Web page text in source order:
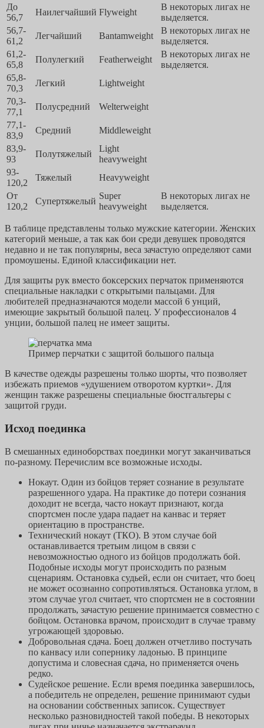
До
56,7
Наилегчайший Flyweight
В некоторых лигах не
выделяется.
56,7-
61,2
Легчайший Bantamweight
В некоторых лигах не
выделяется.
61,2-
65,8
Полулегкий Featherweight
В некоторых лигах не
выделяется.
65,8-
70,3
Легкий
Lightweight
70,3-
77,1
Полусредний
Welterweight
77,1-
83,9
Средний
Middleweight
83,9-
93
Полутяжелый
Light
heavyweight
93-
120,2
Тяжелый
Heavyweight
От
120,2
Супертяжелый
Super
heavyweight
В некоторых лигах не
выделяется.
В таблице представлены только мужские категории. Женских
категорий меньше, а так как бои среди девушек проводятся
недавно и не так популярны, веса зачастую определяют сами
промоушены. Единой классификации нет.
Для защиты рук вместо боксерских перчаток применяются
специальные накладки с открытыми пальцами. Для
любителей предназначаются модели массой 6 унций,
имеющие закрытый большой палец. У профессионалов 4
унции, большой палец не имеет защиты.
Пример перчатки с защитой большого пальца
В качестве одежды разрешены только шорты, что позволяет
избежать приемов «удушением отворотом куртки». Для
женщин также разрешены специальные бюстгальтеры с
защитой груди.
Исход поединка
В смешанных единоборствах поединки могут заканчиваться
по-разному. Перечислим все возможные исходы.
Нокаут. Один из бойцов теряет сознание в результате
разрешенного удара. На практике до потери сознания
доходит не всегда, часто нокаут признают, когда
спортсмен после удара падает на канвас и теряет
ориентацию в пространстве.
Технический нокаут (ТКО). В этом случае бой
останавливается третьим лицом в связи с
невозможностью одного из бойцов продолжать бой.
Подобные исходы могут происходить по разным
сценариям. Остановка судьей, если он считает, что боец
не может осознанно сопротивляться. Остановка углом, в
этом случае угол считает, что спортсмен не в состоянии
продолжать, зачастую решение принимается совместно с
бойцом. Остановка врачом, происходит в случае травму
угрожающей здоровью.
Добровольная сдача. Боец должен отчетливо постучать
по канвасу или сопернику ладонью. В принципе
допустима и словесная сдача, но применяется очень
редко.
Судейское решение. Если время поединка завершилось,
а победитель не определен, решение принимают судьи
на основании собственных записок. Существует
несколько разновидностей такой победы. В некоторых